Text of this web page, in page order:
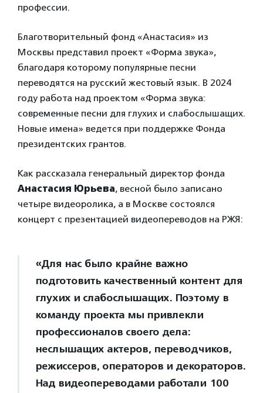
профессии.
Благотворительный фонд «Анастасия» из
Москвы представил проект «Форма звука»,
благодаря которому популярные песни
переводятся на русский жестовый язык. В 2024
году работа над проектом «Форма звука:
современные песни для глухих и слабослышащих.
Новые имена» ведется при поддержке Фонда
президентских грантов.
Как рассказала генеральный директор фонда
Анастасия Юрьева, весной было записано
четыре видеоролика, а в Москве состоялся
концерт с презентацией видеопереводов на РЖЯ:
«Для нас было крайне важно
подготовить качественный контент для
глухих и слабослышащих. Поэтому в
команду проекта мы привлекли
профессионалов своего дела:
неслышащих актеров, переводчиков,
режиссеров, операторов и декораторов.
Над видеопереводами работали 100